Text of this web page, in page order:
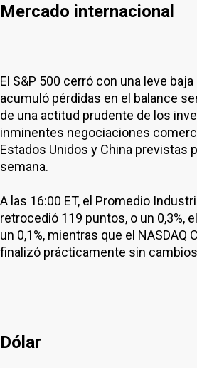
Mercado internacional
El S&P 500 cerró con una leve
acumuló pérdidas en el balance
de una actitud prudente de los
inminentes negociaciones
Estados Unidos y China previstas
semana.
A las 16:00 ET, el Promedio
retrocedió 119 puntos, o un 0,3%,
un 0,1%, mientras que el NASDAQ
finalizó prácticamente sin
Dólar